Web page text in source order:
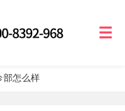
部怎么样